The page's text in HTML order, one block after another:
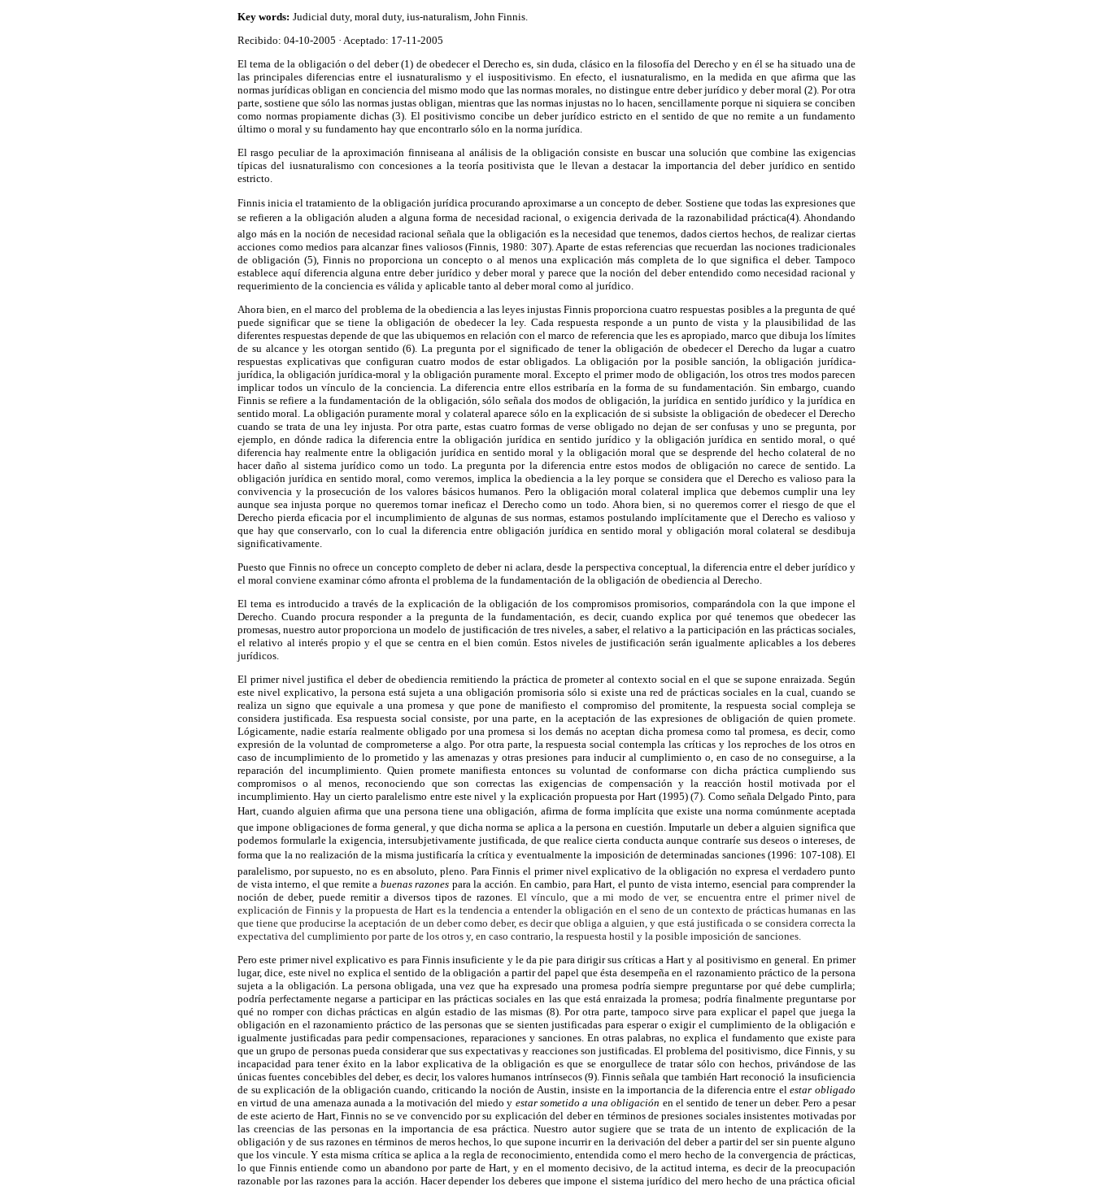
Key words: Judicial duty, moral duty, ius-naturalism, John Finnis.
Recibido: 04-10-2005 · Aceptado: 17-11-2005
El tema de la obligación o del deber (1) de obedecer el Derecho es, sin duda, clásico en la filosofía del Derecho y en él se ha situado una de
las principales diferencias entre el iusnaturalismo y el iuspositivismo. En efecto, el iusnaturalismo, en la medida en que afirma que las
normas jurídicas obligan en conciencia del mismo modo que las normas morales, no distingue entre deber jurídico y deber moral (2). Por otra
parte, sostiene que sólo las normas justas obligan, mientras que las normas injustas no lo hacen, sencillamente porque ni siquiera se conciben
como normas propiamente dichas (3). El positivismo concibe un deber jurídico estricto en el sentido de que no remite a un fundamento
último o moral y su fundamento hay que encontrarlo sólo en la norma jurídica.
El rasgo peculiar de la aproximación finniseana al análisis de la obligación consiste en buscar una solución que combine las exigencias
típicas del iusnaturalismo con concesiones a la teoría positivista que le llevan a destacar la importancia del deber jurídico en sentido
estricto.
Finnis inicia el tratamiento de la obligación jurídica procurando aproximarse a un concepto de deber. Sostiene que todas las expresiones que
se refieren a la obligación aluden a alguna forma de necesidad racional, o exigencia derivada de la razonabilidad práctica(4). Ahondando
algo más en la noción de necesidad racional señala que la obligación es la necesidad que tenemos, dados ciertos hechos, de realizar ciertas
acciones como medios para alcanzar fines valiosos (Finnis, 1980: 307). Aparte de estas referencias que recuerdan las nociones tradicionales
de obligación (5), Finnis no proporciona un concepto o al menos una explicación más completa de lo que significa el deber. Tampoco
establece aquí diferencia alguna entre deber jurídico y deber moral y parece que la noción del deber entendido como necesidad racional y
requerimiento de la conciencia es válida y aplicable tanto al deber moral como al jurídico.
Ahora bien, en el marco del problema de la obediencia a las leyes injustas Finnis proporciona cuatro respuestas posibles a la pregunta de qué
puede significar que se tiene la obligación de obedecer la ley. Cada respuesta responde a un punto de vista y la plausibilidad de las
diferentes respuestas depende de que las ubiquemos en relación con el marco de referencia que les es apropiado, marco que dibuja los límites
de su alcance y les otorgan sentido (6). La pregunta por el significado de tener la obligación de obedecer el Derecho da lugar a cuatro
respuestas explicativas que configuran cuatro modos de estar obligados. La obligación por la posible sanción, la obligación jurídica-
jurídica, la obligación jurídica-moral y la obligación puramente moral. Excepto el primer modo de obligación, los otros tres modos parecen
implicar todos un vínculo de la conciencia. La diferencia entre ellos estribaría en la forma de su fundamentación. Sin embargo, cuando
Finnis se refiere a la fundamentación de la obligación, sólo señala dos modos de obligación, la jurídica en sentido jurídico y la jurídica en
sentido moral. La obligación puramente moral y colateral aparece sólo en la explicación de si subsiste la obligación de obedecer el Derecho
cuando se trata de una ley injusta. Por otra parte, estas cuatro formas de verse obligado no dejan de ser confusas y uno se pregunta, por
ejemplo, en dónde radica la diferencia entre la obligación jurídica en sentido jurídico y la obligación jurídica en sentido moral, o qué
diferencia hay realmente entre la obligación jurídica en sentido moral y la obligación moral que se desprende del hecho colateral de no
hacer daño al sistema jurídico como un todo. La pregunta por la diferencia entre estos modos de obligación no carece de sentido. La
obligación jurídica en sentido moral, como veremos, implica la obediencia a la ley porque se considera que el Derecho es valioso para la
convivencia y la prosecución de los valores básicos humanos. Pero la obligación moral colateral implica que debemos cumplir una ley
aunque sea injusta porque no queremos tornar ineficaz el Derecho como un todo. Ahora bien, si no queremos correr el riesgo de que el
Derecho pierda eficacia por el incumplimiento de algunas de sus normas, estamos postulando implícitamente que el Derecho es valioso y
que hay que conservarlo, con lo cual la diferencia entre obligación jurídica en sentido moral y obligación moral colateral se desdibuja
significativamente.
Puesto que Finnis no ofrece un concepto completo de deber ni aclara, desde la perspectiva conceptual, la diferencia entre el deber jurídico y
el moral conviene examinar cómo afronta el problema de la fundamentación de la obligación de obediencia al Derecho.
El tema es introducido a través de la explicación de la obligación de los compromisos promisorios, comparándola con la que impone el
Derecho. Cuando procura responder a la pregunta de la fundamentación, es decir, cuando explica por qué tenemos que obedecer las
promesas, nuestro autor proporciona un modelo de justificación de tres niveles, a saber, el relativo a la participación en las prácticas sociales,
el relativo al interés propio y el que se centra en el bien común. Estos niveles de justificación serán igualmente aplicables a los deberes
jurídicos.
El primer nivel justifica el deber de obediencia remitiendo la práctica de prometer al contexto social en el que se supone enraizada. Según
este nivel explicativo, la persona está sujeta a una obligación promisoria sólo si existe una red de prácticas sociales en la cual, cuando se
realiza un signo que equivale a una promesa y que pone de manifiesto el compromiso del promitente, la respuesta social compleja se
considera justificada. Esa respuesta social consiste, por una parte, en la aceptación de las expresiones de obligación de quien promete.
Lógicamente, nadie estaría realmente obligado por una promesa si los demás no aceptan dicha promesa como tal promesa, es decir, como
expresión de la voluntad de comprometerse a algo. Por otra parte, la respuesta social contempla las críticas y los reproches de los otros en
caso de incumplimiento de lo prometido y las amenazas y otras presiones para inducir al cumplimiento o, en caso de no conseguirse, a la
reparación del incumplimiento. Quien promete manifiesta entonces su voluntad de conformarse con dicha práctica cumpliendo sus
compromisos o al menos, reconociendo que son correctas las exigencias de compensación y la reacción hostil motivada por el
incumplimiento. Hay un cierto paralelismo entre este nivel y la explicación propuesta por Hart (1995) (7). Como señala Delgado Pinto, para
Hart, cuando alguien afirma que una persona tiene una obligación, afirma de forma implícita que existe una norma comúnmente aceptada
que impone obligaciones de forma general, y que dicha norma se aplica a la persona en cuestión. Imputarle un deber a alguien significa que
podemos formularle la exigencia, intersubjetivamente justificada, de que realice cierta conducta aunque contraríe sus deseos o intereses, de
forma que la no realización de la misma justificaría la crítica y eventualmente la imposición de determinadas sanciones (1996: 107-108). El
paralelismo, por supuesto, no es en absoluto, pleno. Para Finnis el primer nivel explicativo de la obligación no expresa el verdadero punto
de vista interno, el que remite a buenas razones para la acción. En cambio, para Hart, el punto de vista interno, esencial para comprender la
noción de deber, puede remitir a diversos tipos de razones. El vínculo, que a mi modo de ver, se encuentra entre el primer nivel de
explicación de Finnis y la propuesta de Hart es la tendencia a entender la obligación en el seno de un contexto de prácticas humanas en las
que tiene que producirse la aceptación de un deber como deber, es decir que obliga a alguien, y que está justificada o se considera correcta la
expectativa del cumplimiento por parte de los otros y, en caso contrario, la respuesta hostil y la posible imposición de sanciones.
Pero este primer nivel explicativo es para Finnis insuficiente y le da pie para dirigir sus críticas a Hart y al positivismo en general. En primer
lugar, dice, este nivel no explica el sentido de la obligación a partir del papel que ésta desempeña en el razonamiento práctico de la persona
sujeta a la obligación. La persona obligada, una vez que ha expresado una promesa podría siempre preguntarse por qué debe cumplirla;
podría perfectamente negarse a participar en las prácticas sociales en las que está enraizada la promesa; podría finalmente preguntarse por
qué no romper con dichas prácticas en algún estadio de las mismas (8). Por otra parte, tampoco sirve para explicar el papel que juega la
obligación en el razonamiento práctico de las personas que se sienten justificadas para esperar o exigir el cumplimiento de la obligación e
igualmente justificadas para pedir compensaciones, reparaciones y sanciones. En otras palabras, no explica el fundamento que existe para
que un grupo de personas pueda considerar que sus expectativas y reacciones son justificadas. El problema del positivismo, dice Finnis, y su
incapacidad para tener éxito en la labor explicativa de la obligación es que se enorgullece de tratar sólo con hechos, privándose de las
únicas fuentes concebibles del deber, es decir, los valores humanos intrínsecos (9). Finnis señala que también Hart reconoció la insuficiencia
de su explicación de la obligación cuando, criticando la noción de Austin, insiste en la importancia de la diferencia entre elestar obligado
en virtud de una amenaza aunada a la motivación del miedo y estar sometido a una obligación en el sentido de tener un deber. Pero a pesar
de este acierto de Hart, Finnis no se ve convencido por su explicación del deber en términos de presiones sociales insistentes motivadas por
las creencias de las personas en la importancia de esa práctica. Nuestro autor sugiere que se trata de un intento de explicación de la
obligación y de sus razones en términos de meros hechos, lo que supone incurrir en la derivación del deber a partir del ser sin puente alguno
que los vincule. Y esta misma crítica se aplica a la regla de reconocimiento, entendida como el mero hecho de la convergencia de prácticas,
lo que Finnis entiende como un abandono por parte de Hart, y en el momento decisivo, de la actitud interna, es decir de la preocupación
razonable por las razones para la acción. Hacer depender los deberes que impone el sistema jurídico del mero hecho de una práctica oficial